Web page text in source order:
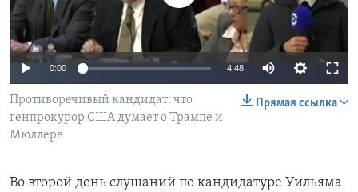
Learning English
СОЦИАЛЬНЫЕ СЕТИ
Языки
0:00 4:48
Прямая ссылка
Противоречивый кандидат: что
генпрокурор США думает о Трампе и
Мюллере
Во второй день слушаний по кандидатуре Уильяма